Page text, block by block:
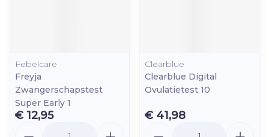
Febelcare
Freyja
Zwangerschapstest
Super Early 1
€ 12,95
Clearblue
Clearblue Digital
Ovulatietest 10
€ 41,98